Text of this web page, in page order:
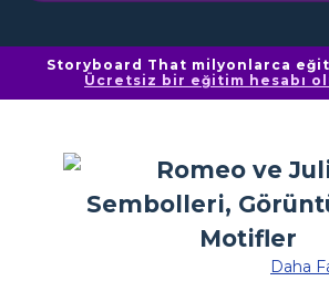
Storyboard That milyonlarca
Ücretsiz bir eğitim hesabı
Daha